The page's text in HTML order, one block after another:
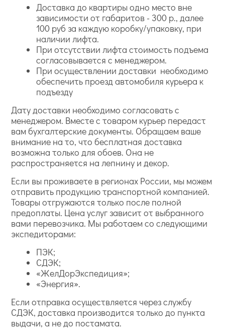
Доставка до квартиры одно место вне
зависимости от габаритов - 300 р., далее
100 руб за каждую коробку/упаковку, при
наличии лифта.
При отсутствии лифта стоимость подъема
согласовывается с менеджером.
При осуществлении доставки необходимо
обеспечить проезд автомобиля курьера к
подъезду
Дату доставки необходимо согласовать с
менеджером. Вместе с товаром курьер передаст
вам бухгалтерские документы. Обращаем ваше
внимание на то, что бесплатная доставка
возможна только для обоев. Она не
распространяется на лепнину и декор.
Если вы проживаете в регионах России, мы можем
отправить продукцию транспортной компанией.
Товары отгружаются только после полной
предоплаты. Цена услуг зависит от выбранного
вами перевозчика. Мы работаем со следующими
экспедиторами:
ПЭК;
СДЭК;
«ЖелДорЭкспедиция»;
«Энергия».
Если отправка осуществляется через службу
СДЭК, доставка производится только до пункта
выдачи, а не до постамата.